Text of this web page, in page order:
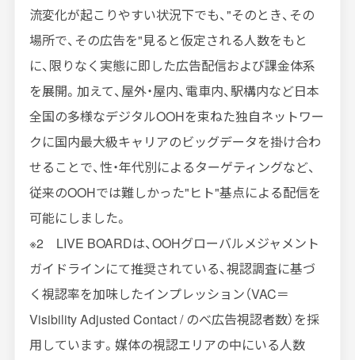
流変化が起こりやすい状況下でも、"そのとき、その
場所で、その広告を"見ると仮定される人数をもと
に、限りなく実態に即した広告配信および課金体系
を展開。加えて、屋外・屋内、電車内、駅構内など日本
全国の多様なデジタルOOHを束ねた独自ネットワー
クに国内最大級キャリアのビッグデータを掛け合わ
せることで、性・年代別によるターゲティングなど、
従来のOOHでは難しかった"ヒト"基点による配信を
可能にしました。
※2 LIVE BOARDは、OOHグローバルメジャメント
ガイドラインにて推奨されている、視認調査に基づ
く視認率を加味したインプレッション（VAC＝
Visibility Adjusted Contact / のべ広告視認者数）を採
用しています。媒体の視認エリアの中にいる人数